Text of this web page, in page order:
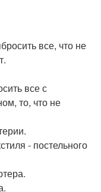
все, что не
все с
то, что не
- постельного